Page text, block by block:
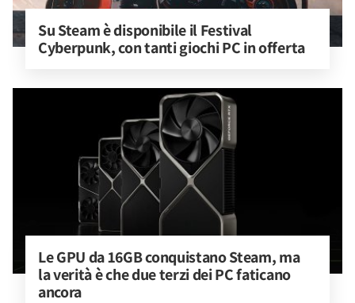
Su Steam è disponibile il Festival
Cyberpunk, con tanti giochi PC in offerta
Le GPU da 16GB conquistano Steam, ma
la verità è che due terzi dei PC faticano
ancora